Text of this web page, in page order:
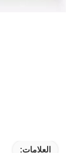
العلامات: